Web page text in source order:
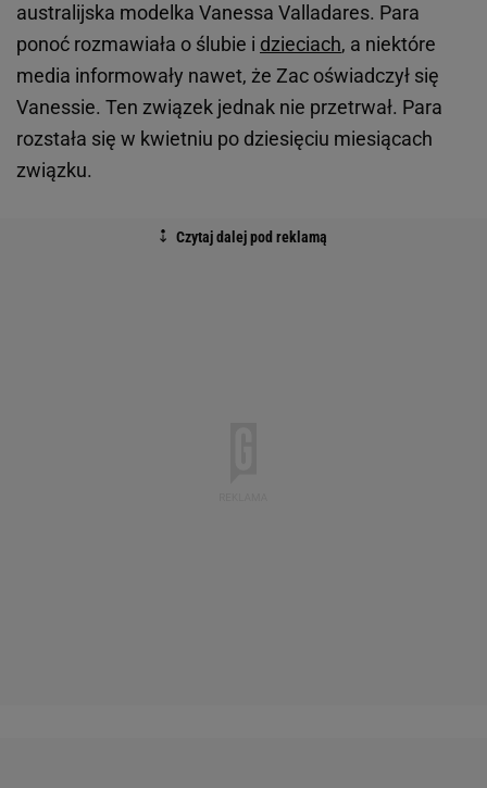
australijska modelka Vanessa Valladares. Para
ponoć rozmawiała o ślubie i dzieciach, a niektóre
media informowały nawet, że Zac oświadczył się
Vanessie. Ten związek jednak nie przetrwał. Para
rozstała się w kwietniu po dziesięciu miesiącach
związku.